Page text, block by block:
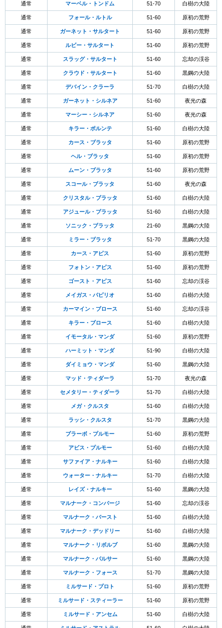
通常 マーベル・トンドム 51-70 白樹の大陸
通常 フォール・ルトル 51-60 原初の荒野
通常 ガーネット・サルタート 51-60 原初の荒野
通常 ルビー・サルタート 51-60 原初の荒野
通常 スラッグ・サルタート 51-60 忘却の渓谷
通常 クラウド・サルタート 51-60 黒鋼の大陸
通常 デバイン・クラーラ 51-70 白樹の大陸
通常 ガーネット・シルネア 51-60 夜光の森
通常 マーシー・シルネア 51-60 夜光の森
通常 キラー・ボルンテ 51-60 白樹の大陸
通常 カース・ブラッタ 51-60 原初の荒野
通常 ヘル・ブラッタ 51-60 原初の荒野
通常 ムーン・ブラッタ 51-60 原初の荒野
通常 スコール・ブラッタ 51-60 夜光の森
通常 クリスタル・ブラッタ 51-60 白樹の大陸
通常 アジュール・ブラッタ 51-60 白樹の大陸
通常 ソニック・ブラッタ 21-60 黒鋼の大陸
通常 ミラー・ブラッタ 51-70 黒鋼の大陸
通常 カース・アピス 51-60 原初の荒野
通常 フォトン・アピス 51-60 原初の荒野
通常 ゴースト・アピス 51-60 忘却の渓谷
通常 メイガス・パピリオ 51-60 白樹の大陸
通常 カーマイン・ブロース 51-60 忘却の渓谷
通常 キラー・ブロース 51-60 白樹の大陸
通常 イモータル・マンダ 51-60 原初の荒野
通常 ハーミット・マンダ 51-90 白樹の大陸
通常 ダイミョウ・マンダ 51-60 黒鋼の大陸
通常 マッド・ティダーラ 51-70 夜光の森
通常 セメタリー・ティダーラ 51-70 白樹の大陸
通常 メガ・クルスタ 51-60 白樹の大陸
通常 ラッシ・クルスタ 51-70 黒鋼の大陸
通常 ブラーボ・プルモー 51-60 原初の荒野
通常 アビス・プルモー 51-60 白樹の大陸
通常 サファイア・ナルキー 51-60 白樹の大陸
通常 ウォーター・ナルキー 51-70 白樹の大陸
通常 レイズ・ナルキー 51-60 黒鋼の大陸
通常 マルナーク・コンバージ 51-60 忘却の渓谷
通常 マルナーク・バースト 51-60 白樹の大陸
通常 マルナーク・デッドリー 51-60 白樹の大陸
通常 マルナーク・リボルブ 51-60 黒鋼の大陸
通常 マルナーク・パルサー 51-60 黒鋼の大陸
通常 マルナーク・フォース 51-70 黒鋼の大陸
通常 ミルサード・プロト 51-60 原初の荒野
通常 ミルサード・スティーラー 51-60 原初の荒野
通常 ミルサード・アンセム 51-60 白樹の大陸